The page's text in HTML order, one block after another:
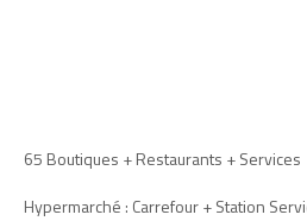
65 Boutiques + Restaurants + Services
Hypermarché : Carrefour + Station